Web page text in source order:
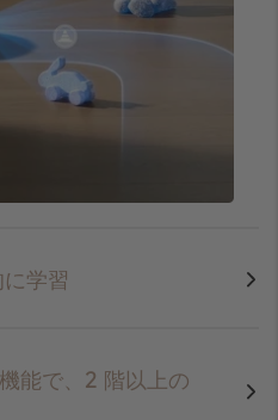
学習
能で、2 階以上の